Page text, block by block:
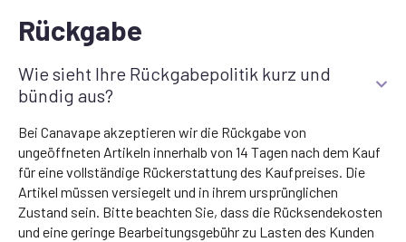
Rückgabe
Wie sieht Ihre Rückgabepolitik kurz und
bündig aus?
Bei Canavape akzeptieren wir die Rückgabe von
ungeöffneten Artikeln innerhalb von 14 Tagen nach dem Kauf
für eine vollständige Rückerstattung des Kaufpreises. Die
Artikel müssen versiegelt und in ihrem ursprünglichen
Zustand sein. Bitte beachten Sie, dass die Rücksendekosten
und eine geringe Bearbeitungsgebühr zu Lasten des Kunden